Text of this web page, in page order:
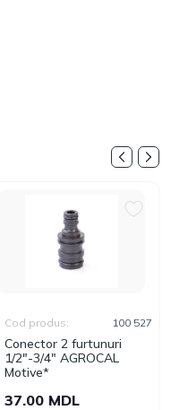
Conector 2 furtunuri
1/2"-3/4" AGROCAL
Motive*
Cod produs: 100 527
37.00 MDL